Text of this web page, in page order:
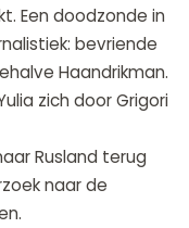
Een doodzonde in
bevriende
Haandrikman.
zich door Grigori
Rusland terug
naar de